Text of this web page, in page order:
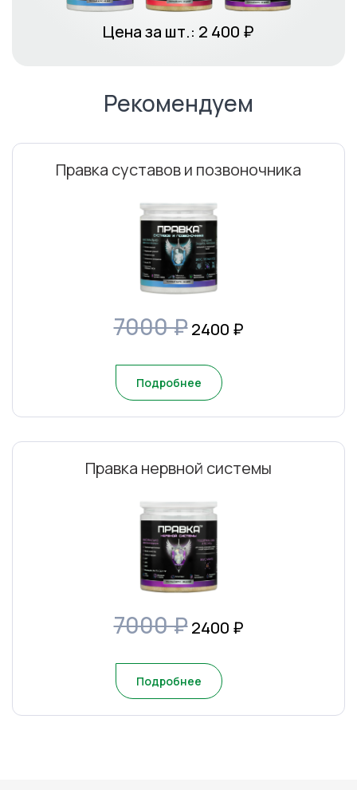
Цена за шт.: 2 400 ₽
Рекомендуем
Правка суставов и позвоночника
7000 ₽ 2400 ₽
Подробнее
Правка нервной системы
7000 ₽ 2400 ₽
Подробнее